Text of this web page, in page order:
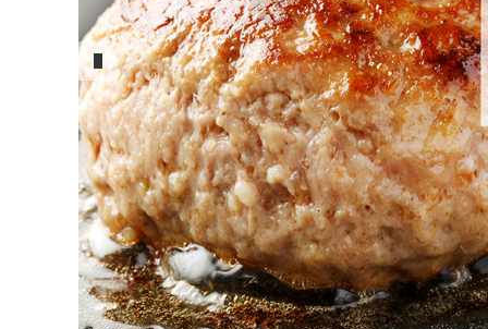
前のスライド